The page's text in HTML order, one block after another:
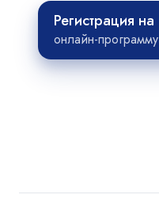
Регистрация на
онлайн-программу
Регистрация